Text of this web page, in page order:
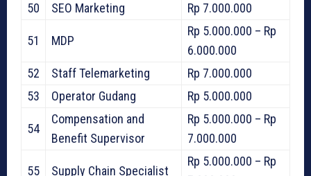
50
SEO Marketing Rp 7.000.000
51 MDP
Rp 5.000.000 – Rp
6.000.000
52
Staff Telemarketing
Rp 7.000.000
53
Operator Gudang Rp 5.000.000
54
Compensation and
Benefit Supervisor
Rp 5.000.000 – Rp
7.000.000
55 Supply Chain Specialist
Rp 5.000.000 – Rp